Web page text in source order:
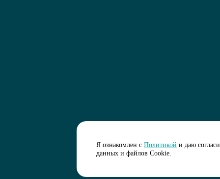
Я ознакомлен с Политикой и даю
данных и файлов Cookie.